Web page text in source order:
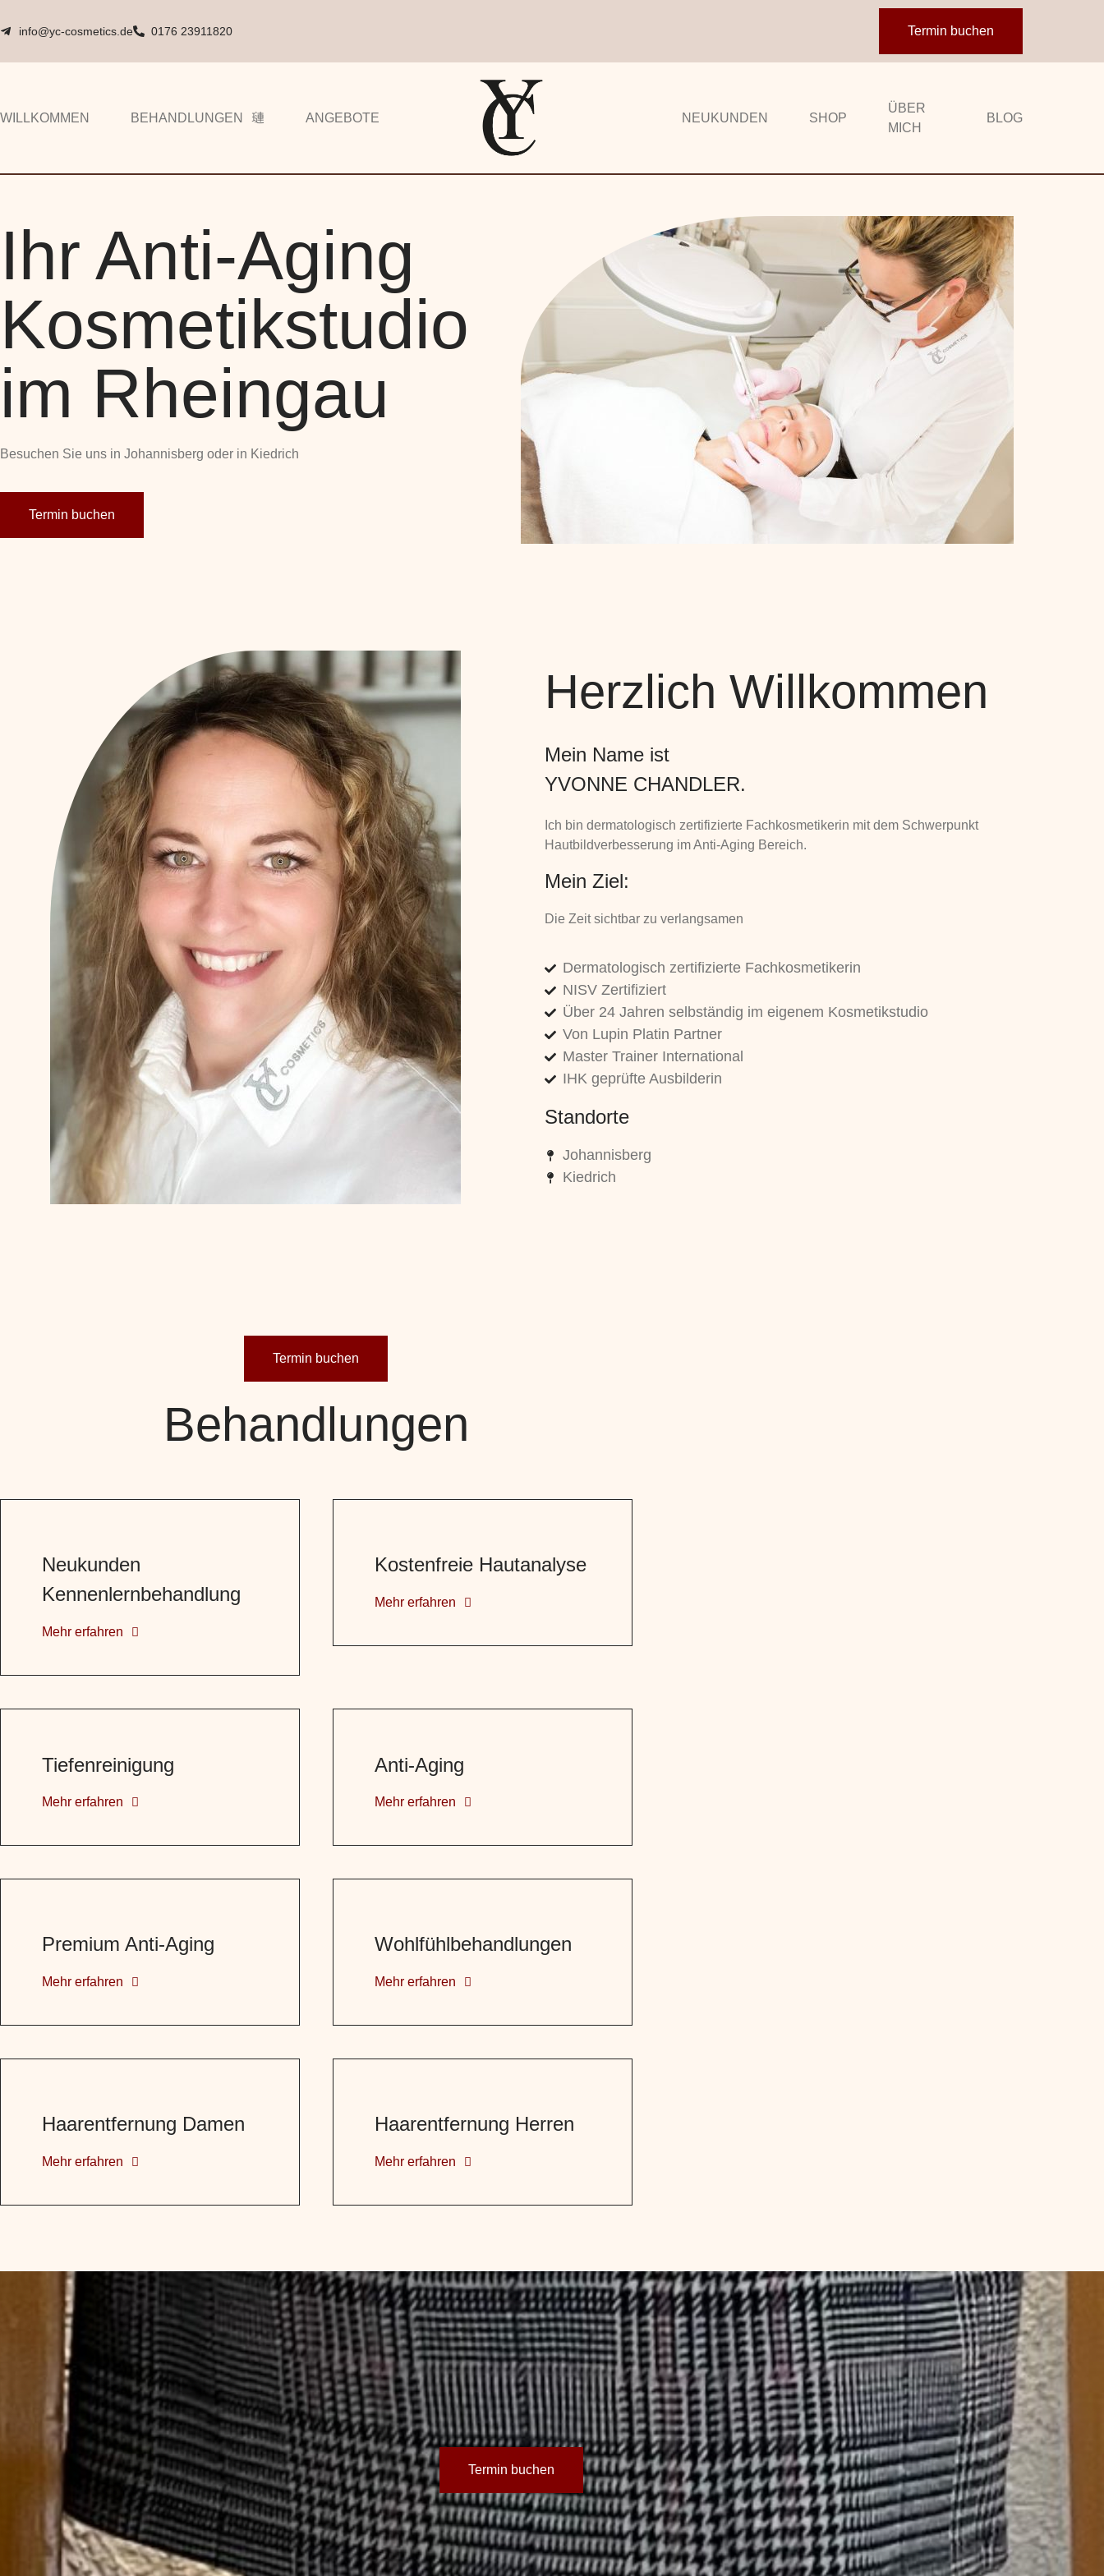
info@yc-cosmetics.de 0176 23911820 Termin buchen
WILLKOMMEN BEHANDLUNGEN ANGEBOTE NEUKUNDEN SHOP
ÜBER
MICH
BLOG
Ihr Anti-Aging
Kosmetikstudio
im Rheingau
Besuchen Sie uns in Johannisberg oder in Kiedrich
Termin buchen
Herzlich Willkommen
Mein Name ist
YVONNE CHANDLER.
Ich bin dermatologisch zertifizierte Fachkosmetikerin mit dem Schwerpunkt
Hautbildverbesserung im Anti-Aging Bereich.
Mein Ziel:
Die Zeit sichtbar zu verlangsamen
Dermatologisch zertifizierte Fachkosmetikerin
NISV Zertifiziert
Über 24 Jahren selbständig im eigenem Kosmetikstudio
Von Lupin Platin Partner
Master Trainer International
IHK geprüfte Ausbilderin
Standorte
Johannisberg
Kiedrich
Termin buchen
Behandlungen​
Neukunden
Kennenlernbehandlung
Mehr erfahren
Kostenfreie Hautanalyse
Mehr erfahren
Tiefenreinigung
Mehr erfahren
Anti-Aging
Mehr erfahren
Premium Anti-Aging
Mehr erfahren
Wohlfühlbehandlungen
Mehr erfahren
Haarentfernung Damen
Mehr erfahren
Haarentfernung Herren
Mehr erfahren
Termin buchen